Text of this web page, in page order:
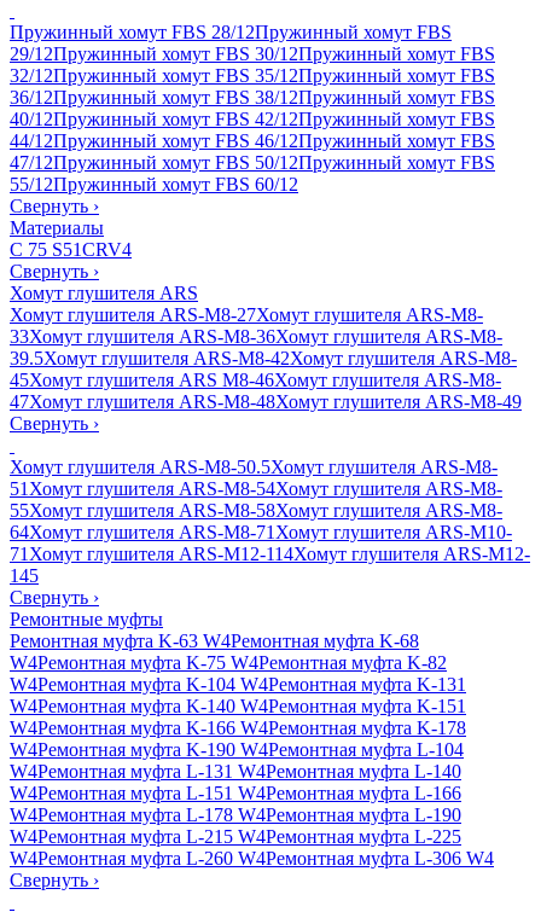
Пружинный хомут FBS 28/12Пружинный хомут FBS
29/12Пружинный хомут FBS 30/12Пружинный хомут FBS
32/12Пружинный хомут FBS 35/12Пружинный хомут FBS
36/12Пружинный хомут FBS 38/12Пружинный хомут FBS
40/12Пружинный хомут FBS 42/12Пружинный хомут FBS
44/12Пружинный хомут FBS 46/12Пружинный хомут FBS
47/12Пружинный хомут FBS 50/12Пружинный хомут FBS
55/12Пружинный хомут FBS 60/12
Свернуть ›
Материалы
C 75 S51CRV4
Свернуть ›
Хомут глушителя ARS
Хомут глушителя ARS-M8-27Хомут глушителя ARS-M8-
33Хомут глушителя ARS-M8-36Хомут глушителя ARS-M8-
39.5Хомут глушителя ARS-M8-42Хомут глушителя ARS-M8-
45Хомут глушителя ARS M8-46Хомут глушителя ARS-M8-
47Хомут глушителя ARS-M8-48Хомут глушителя ARS-M8-49
Свернуть ›
Хомут глушителя ARS-M8-50.5Хомут глушителя ARS-M8-
51 Хомут глушителя ARS-M8-54Хомут глушителя ARS-M8-
55Хомут глушителя ARS-M8-58Хомут глушителя ARS-M8-
64Хомут глушителя ARS-M8-71 Хомут глушителя ARS-M10-
71 Хомут глушителя ARS-M12-114Хомут глушителя ARS-M12-
145
Свернуть ›
Ремонтные муфты
Ремонтная муфта K-63 W4Ремонтная муфта K-68
W4Ремонтная муфта K-75 W4Ремонтная муфта K-82
W4Ремонтная муфта K-104 W4Ремонтная муфта K-131
W4Ремонтная муфта K-140 W4Ремонтная муфта K-151
W4Ремонтная муфта K-166 W4Ремонтная муфта K-178
W4Ремонтная муфта K-190 W4Ремонтная муфта L-104
W4Ремонтная муфта L-131 W4Ремонтная муфта L-140
W4Ремонтная муфта L-151 W4Ремонтная муфта L-166
W4Ремонтная муфта L-178 W4Ремонтная муфта L-190
W4Ремонтная муфта L-215 W4Ремонтная муфта L-225
W4Ремонтная муфта L-260 W4Ремонтная муфта L-306 W4
Свернуть ›